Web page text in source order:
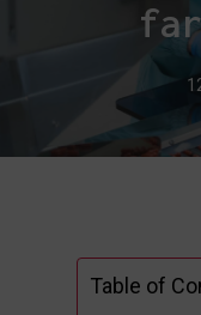
Table of